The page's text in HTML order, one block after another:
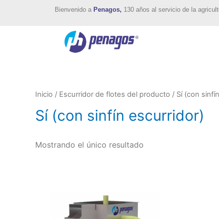
Bienvenido a Penagos, 130 años al servicio de la
Inicio / Escurridor de flotes del producto / Sí (con
Sí (con sinfín escurridor)
Mostrando el único resultado